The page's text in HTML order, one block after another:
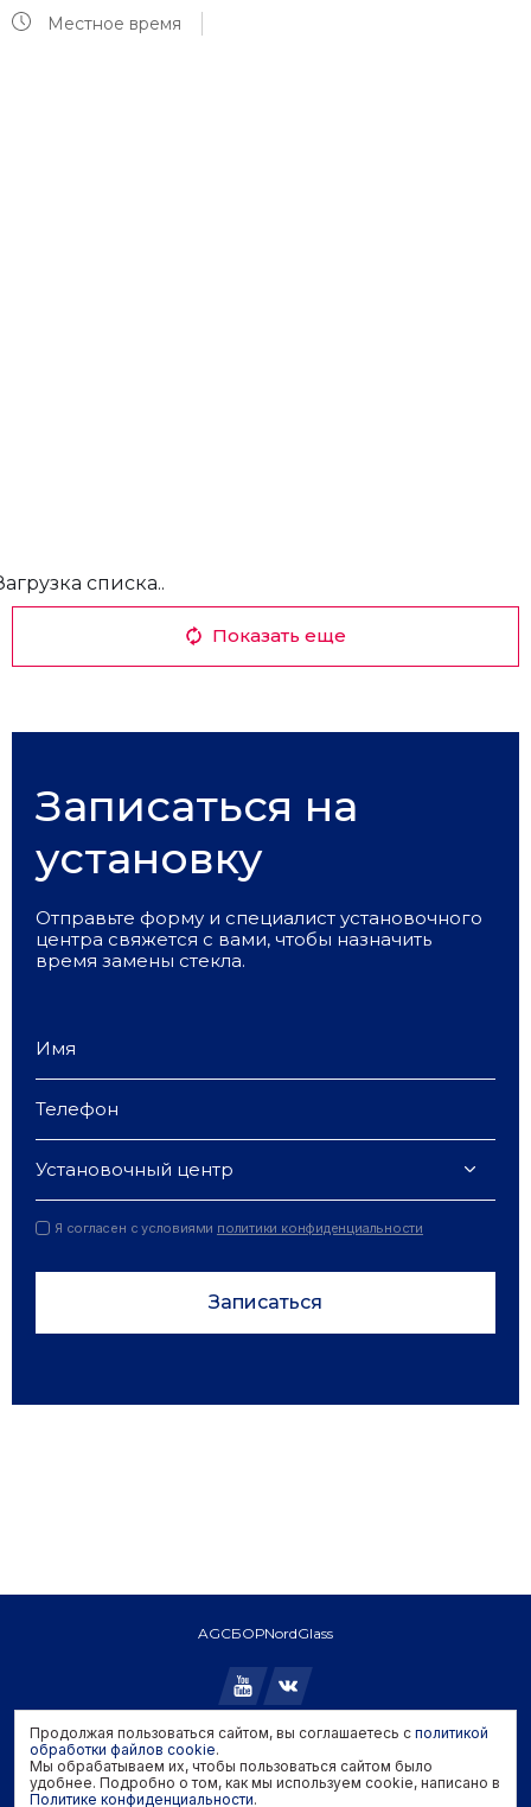
Местное время
списка..
Показать еще
Записаться на
установку
Отправьте форму и специалист установочного
центра свяжется с вами, чтобы назначить
время замены стекла.
Установочный центр
Я согласен с условиями политики конфиденциальности
Записаться
AGCБОРNordGlass
Copyright © 2026 AGC. All rights reserved.
Политика конфиденциальности
Политика обработки файлов cookie
Продолжая пользоваться сайтом, вы соглашаетесь с политикой
обработки файлов cookie.
Мы обрабатываем их, чтобы пользоваться сайтом было
удобнее. Подробно о том, как мы используем cookie, написано в
Политике конфиденциальности.